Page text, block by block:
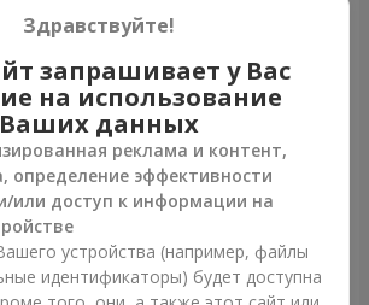
Букет "Панна Котта"
Заказать
Здравствуйте!
запрашивает у Вас
на использование
Ваших данных
реклама и контент,
определение эффективности
или доступ к информации на
устройства (например, файлы
идентификаторы) будет доступна